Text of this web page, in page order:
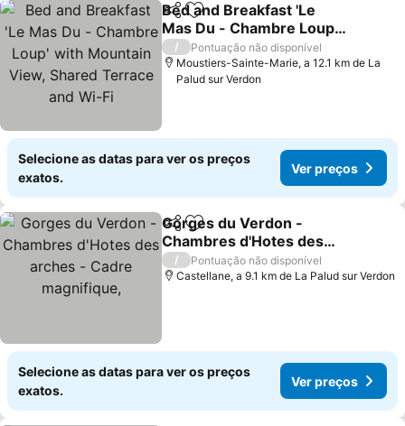
PartilharAdicionar aos favoritos
Bed and Breakfast 'Le
Mas Du - Chambre Loup'
with Mountain View,
Shared Terrace and Wi-Fi
Ver preços
/
Pontuação não disponível
Moustiers-Sainte-Marie, a 12.1 km de La
Palud sur Verdon
Selecione as datas para ver os preços
exatos.
Ver preços
PartilharAdicionar aos favoritos
Gorges du Verdon -
Chambres d'Hotes des
arches - Cadre
magnifique,
Ver preços
/
Pontuação não disponível
Castellane, a 9.1 km de La Palud sur Verdon
Selecione as datas para ver os preços
exatos.
Ver preços